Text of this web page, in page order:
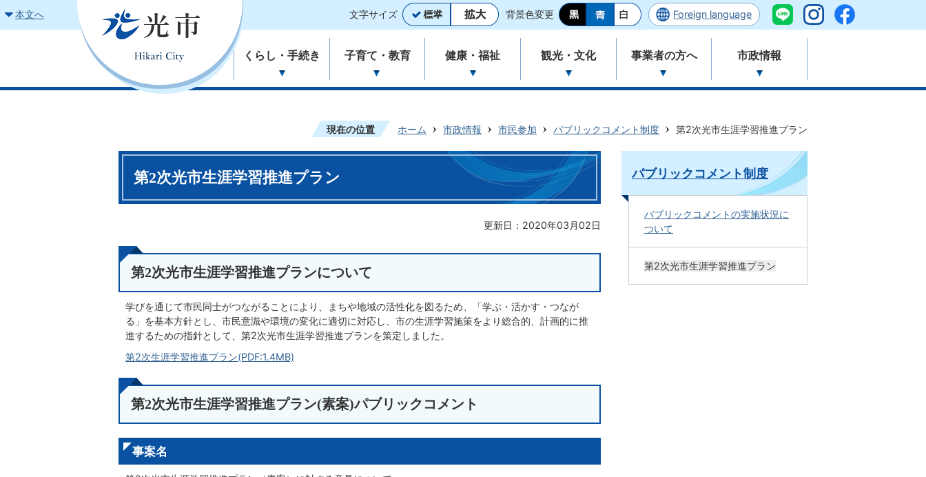
本文へ 文字サイズ 背景色変更 Foreign language
くらし・手続き 子育て・教育 健康・福祉 観光・文化 事業者の方へ 市政情報
現在の位置 ホーム 市政情報 市民参加 パブリックコメント制度 第2次光市生涯学習推進プラン
第2次光市生涯学習推進プラン
更新日：2020年03月02日
第2次光市生涯学習推進プランについて
学びを通じて市民同士がつながることにより、まちや地域の活性化を図るため、「学ぶ・活かす・つなが
る」を基本方針とし、市民意識や環境の変化に適切に対応し、市の生涯学習施策をより総合的、計画的に推
進するための指針として、第2次光市生涯学習推進プランを策定しました。
第2次生涯学習推進プラン(PDF:1.4MB)
第2次光市生涯学習推進プラン(素案)パブリックコメント
事案名
パブリックコメント制度
パブリックコメントの実施状況に
ついて
第2次光市生涯学習推進プラン